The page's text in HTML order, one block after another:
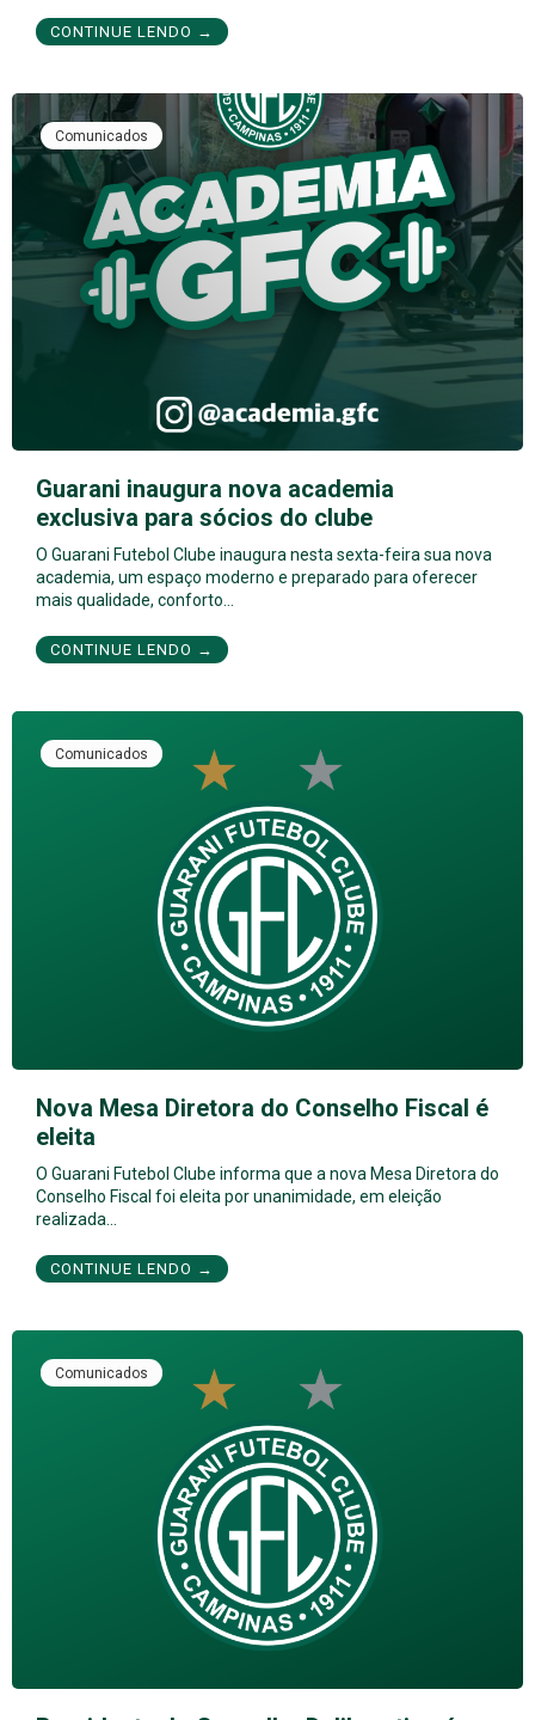
CONTINUE LENDO →
Comunicados
Guarani inaugura nova academia
exclusiva para sócios do clube
O Guarani Futebol Clube inaugura nesta sexta-feira sua nova
academia, um espaço moderno e preparado para oferecer
mais qualidade, conforto…
CONTINUE LENDO →
Comunicados
Nova Mesa Diretora do Conselho Fiscal é
eleita
O Guarani Futebol Clube informa que a nova Mesa Diretora do
Conselho Fiscal foi eleita por unanimidade, em eleição
realizada…
CONTINUE LENDO →
Comunicados